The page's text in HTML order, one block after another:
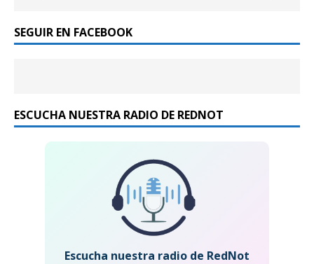
SEGUIR EN FACEBOOK
ESCUCHA NUESTRA RADIO DE REDNOT
Escucha nuestra radio de RedNot